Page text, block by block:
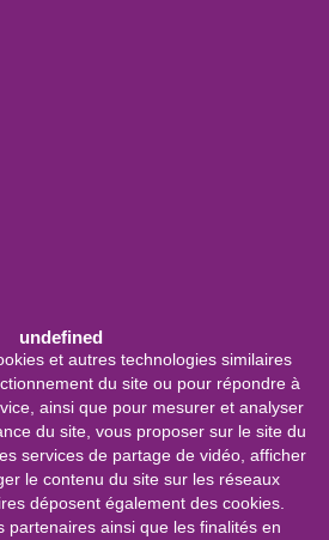
undefined
et autres technologies similaires
du site ou pour répondre à
ainsi que pour mesurer et analyser
du site, vous proposer sur le site du
services de partage de vidéo, afficher
le contenu du site sur les réseaux
déposent également des cookies.
partenaires ainsi que les finalités en